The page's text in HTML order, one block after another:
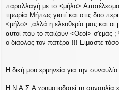
παραλλαγή με το <μήλο>.Αποτέλεσμα
τιμωρία.Μήπως γιατί και στις δυο
<μήλο> ,αλλά η ελευθερία μας και οι
αυτοί που το παίζουν <Θεοί> σ'εμάς ;
ο διάολος τον πατέρα !!! Είμαστε
Η δική μου ερμηνεία για την
Η Ν.Α.Σ.Α χρηματοδοτεί τη